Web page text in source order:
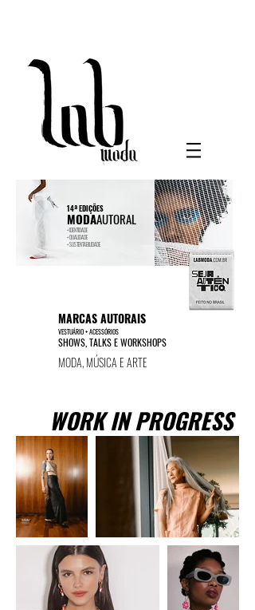
14ª EDIÇÕES
MODAAUTORAL
+ IDENTIDADE
+ QUALIDADE
+ SUSTENTABILIDADE
MARCAS AUTORAIS
VESTUÁRIO + ACESSÓRIOS
SHOWS, TALKS E WORKSHOPS
MODA, MÚSICA E ARTE
WORK IN PROGRESS